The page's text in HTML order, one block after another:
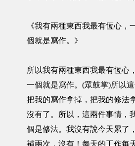
《我有兩種東西我最有恆心，
個就是寫作。》
所以我有兩種東西我最有恆心
一個就是寫作。(眾鼓掌)所以
把我的寫作拿掉，把我的修法
沒有了。所以，這兩件事情，
個是修法。我沒有說今天累了
補兩次，沒有！每天的工作每